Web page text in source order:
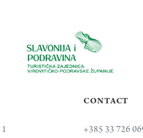
CONTACT
+385 33 726